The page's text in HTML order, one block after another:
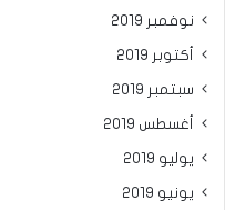
نوفمبر 2019
أكتوبر 2019
سبتمبر 2019
أغسطس 2019
يوليو 2019
يونيو 2019